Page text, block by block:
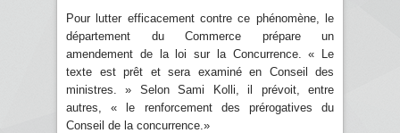
Pour lutter efficacement contre ce phénomène, le
département du Commerce prépare un
amendement de la loi sur la Concurrence. « Le
texte est prêt et sera examiné en Conseil des
ministres. » Selon Sami Kolli, il prévoit, entre
autres, « le renforcement des prérogatives du
Conseil de la concurrence.»